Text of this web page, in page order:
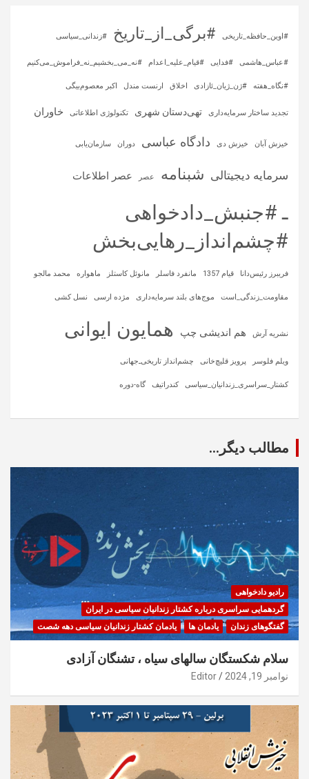
#اوین_حافظه_تاریخی #برگی_از_تاریخ #زندانی_سیاسی
#عباس_هاشمی #فدایی #قیام_علیه_اعدام #نه_می_بخشیم_نه_فراموش_می‌کنیم
#نگاه_هفته #ژن_ژیان_ئازادی اخلاق ارنست مندل اکبر معصوم‌بیگی
تجدید ساختار سرمایه‌داری تهی‌دستان شهری تکنولوژی اطلاعاتی خاوران
خیزش آبان خیزش دی دادگاه عباسی دوران سازمان‌یابی
سرمایه‌ دیجیتالی شبنامه عصر عصر اطلاعات
ـ #جنبش_دادخواهی
#چشم‌انداز_رهایی‌بخش
فریبرز رئیس‌دانا قیام 1357 مانفرد فاسلر مانوئل کاستلز ماهواره‌ محمد مالجو
مقاومت_زندگی_است موج‌های بلند سرمایه‌داری مژده ارسی نسل کشی
نشریه آرش هم اندیشی چپ همایون ایوانی
ویلم فلوسر پرویز قلیچ‌خانی چشم‌انداز تاریخی‌ـ‌جهانی
کشتار_سراسری_زندانیان_سیاسی کندراتیف گاه-دوره
مطالب دیگر...
رادیو دادخواهی
گردهمایی سراسری درباره کشتار زندانیان سیاسی در ایران
گفتگوهای زندان
یادمان ها یادمان کشتار زندانیان سیاسی دهه شصت
سلام شکستگان سالهای سیاه ، تشنگان آزادی
نوامبر 19, 2024 Editor